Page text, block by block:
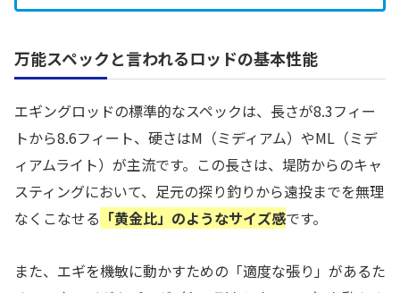
万能スペックと言われるロッドの基本性能
エギングロッドの標準的なスペックは、長さが8.3フィー
トから8.6フィート、硬さはM（ミディアム）やML（ミデ
ィアムライト）が主流です。この長さは、堤防からのキャ
スティングにおいて、足元の探り釣りから遠投までを無理
なくこなせる 「黄金比」のようなサイズ感です。
また、エギを機敏に動かすための「適度な張り」があるた